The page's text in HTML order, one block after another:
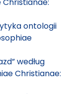
ontologii
według
Christianae: